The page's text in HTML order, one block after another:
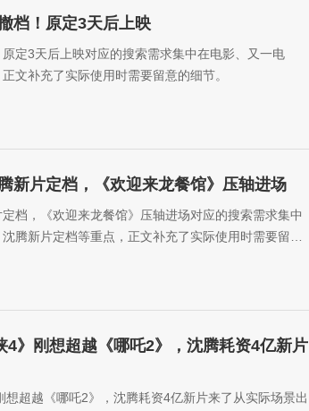
档！原定3天后上映
定3天后上映对应的搜索需求集中在电影、又一电
文补充了实际使用时需要留意的细节。
新片定档，《欢迎来龙餐馆》压轴进场
档，《欢迎来龙餐馆》压轴进场对应的搜索需求集中
腾新片定档等重点，正文补充了实际使用时需要留意
4》刚想超越《哪吒2》，沈腾耗资4亿新片
超越《哪吒2》，沈腾耗资4亿新片来了从实际场景出